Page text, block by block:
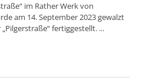
im Rather Werk von
am 14. September 2023 gewalzt
fertiggestellt. ...